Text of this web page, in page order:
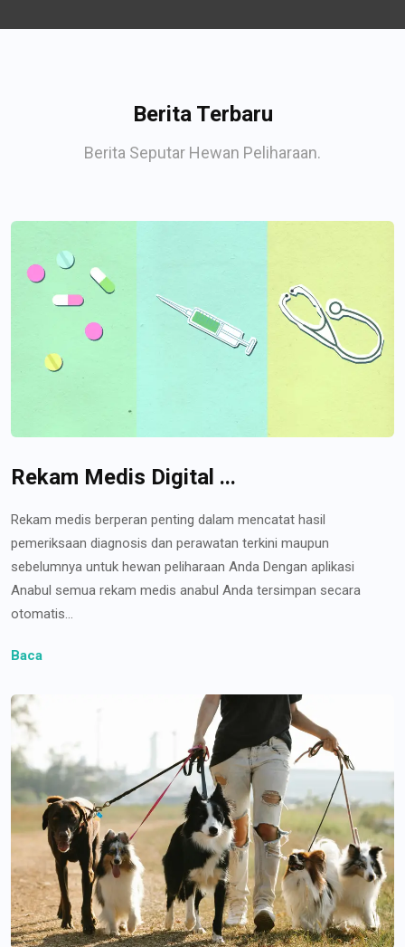
Berita Terbaru
Berita Seputar Hewan Peliharaan.
Rekam Medis Digital ...
Rekam medis berperan penting dalam mencatat hasil
pemeriksaan diagnosis dan perawatan terkini maupun
sebelumnya untuk hewan peliharaan Anda Dengan aplikasi
Anabul semua rekam medis anabul Anda tersimpan secara
otomatis...
Baca